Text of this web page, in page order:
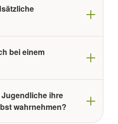
bei einem
ihre
wahrnehmen?